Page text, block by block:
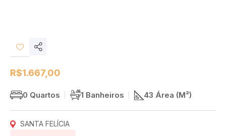
DesejosCompartilhar
R$1.667,00
0 Quartos 1 Banheiros 43 Área (M²)
SANTA FELÍCIA